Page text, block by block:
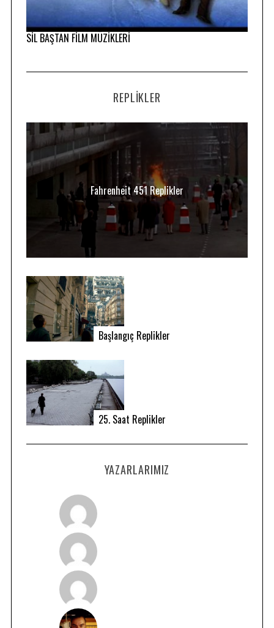
SİL BAŞTAN FİLM MÜZİKLERİ
REPLIKLER
Fahrenheit 451 Replikler
Başlangıç Replikler
25. Saat Replikler
YAZARLARIMIZ